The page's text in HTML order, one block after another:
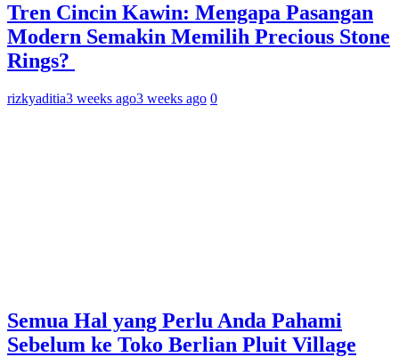
Tren Cincin Kawin: Mengapa Pasangan
Modern Semakin Memilih Precious Stone
Rings?
rizkyaditia3 weeks ago3 weeks ago 0
Semua Hal yang Perlu Anda Pahami
Sebelum ke Toko Berlian Pluit Village